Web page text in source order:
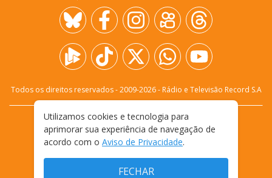
Todos os direitos reservados - 2009-2026- Rádio e Televisão Record S.A
FALE CONOSCO
PRIVACIDADE
TERMOS E CONDIÇÕES DE USO
Utilizamos cookies e tecnologia para
aprimorar sua experiência de navegação de
acordo com o Aviso de Privacidade.
FECHAR